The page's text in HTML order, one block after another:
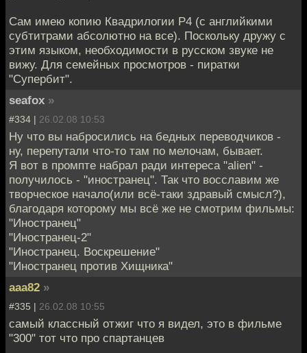
Сам имею копию Квадрилогии Р4 (с английкими
субтитрами абсолютно на все). Поскольку дружу с
этим языком, необходимости в русском звуке не
вижу. Для семейных просмотров - пиратки
"Супербит".
seafox »
#334 | 26.02.08 10:53
Ну что вы набросились на бедных переводчиков -
ну, перепутали что-то там по мелочам, бывает.
Я вот в промпте набрал ради интереса "alien" -
получилось - "иностранец". Так что восславим же
творческое начало(или всё-таки здравый смысл?),
благодаря которому мы всё же не смотрим фильмы:
"Иностранец"
"Иностранец-2"
"Иностранец. Воскрешение"
"Иностранец против Хищника"
aaa82 »
#335 | 26.02.08 10:55
самый классный отжиг что я видел, это в фильме
"300" тот что про спартанцев